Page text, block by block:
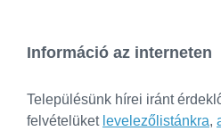
Információ az interneten
Településünk hírei iránt
felvételüket levelezőlistánkra,